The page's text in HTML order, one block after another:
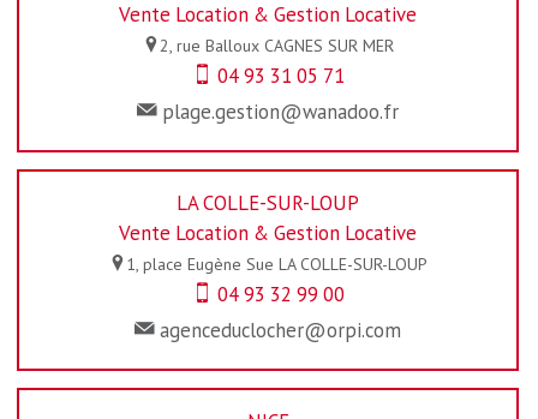
Vente Location & Gestion Locative
2, rue Balloux CAGNES SUR MER
04 93 31 05 71
plage.gestion@wanadoo.fr
LA COLLE-SUR-LOUP
Vente Location & Gestion Locative
1, place Eugène Sue LA COLLE-SUR-LOUP
04 93 32 99 00
agenceduclocher@orpi.com